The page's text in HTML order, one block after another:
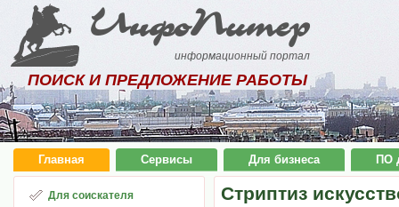
ИнфоПитер
информационный портал
ПОИСК И ПРЕДЛОЖЕНИЕ РАБОТЫ
Главная Сервисы Для бизнеса ПО
Для соискателя
Стриптиз